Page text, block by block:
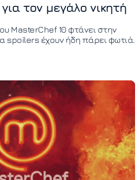
τον μεγάλο νικητή
MasterChef 10 φτάνει στην
spoilers έχουν ήδη πάρει φωτιά.